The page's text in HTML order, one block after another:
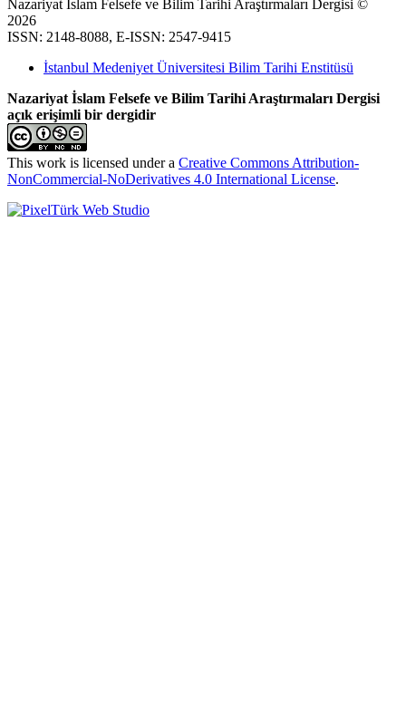
Nazariyat İslam Felsefe ve Bilim Tarihi Araştırmaları Dergisi ©
2026
ISSN: 2148-8088, E-ISSN: 2547-9415
İstanbul Medeniyet Üniversitesi Bilim Tarihi Enstitüsü
Nazariyat İslam Felsefe ve Bilim Tarihi Araştırmaları Dergisi
açık erişimli bir dergidir
This work is licensed under a Creative Commons Attribution-
NonCommercial-NoDerivatives 4.0 International License.